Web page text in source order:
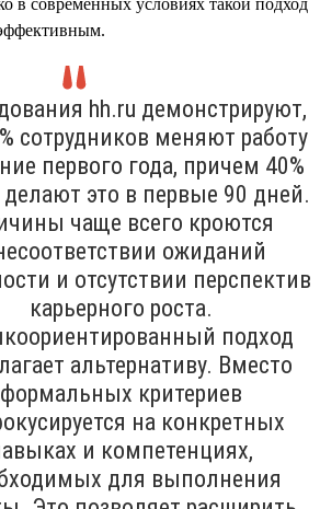
hh.ru демонстрируют,
сотрудников меняют работу
первого года, причем 40%
делают это в первые 90 дней.
чаще всего кроются
ожиданий
и отсутствии перспектив
карьерного роста.
подход
альтернативу. Вместо
формальных критериев
на конкретных
и компетенциях,
для выполнения